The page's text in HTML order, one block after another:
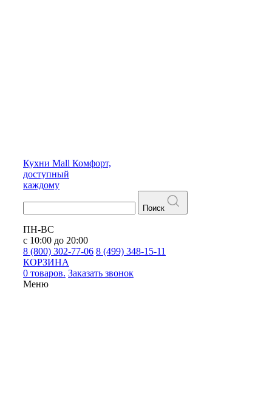
Кухни Mall Комфорт,
доступный
каждому
Поиск
ПН-ВС
с 10:00 до 20:00
8 (800) 302-77-06 8 (499) 348-15-11
КОРЗИНА
0 товаров. Заказать звонок
Меню